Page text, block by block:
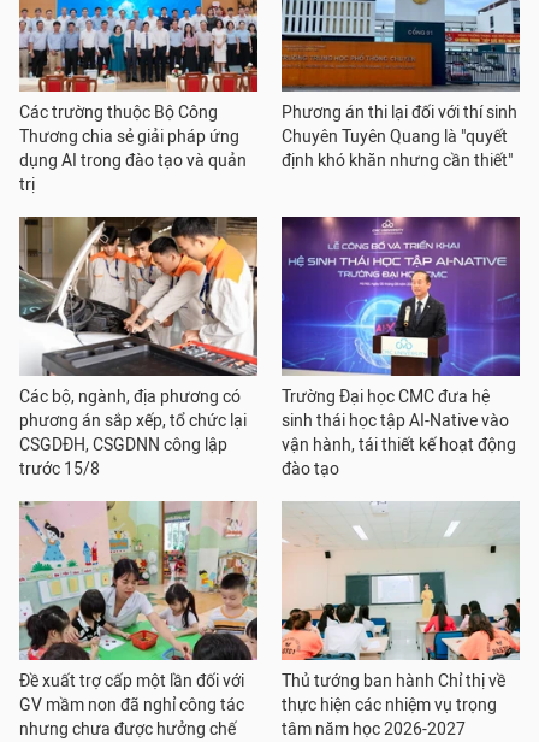
Các trường thuộc Bộ Công
Thương chia sẻ giải pháp ứng
dụng AI trong đào tạo và quản
trị
Phương án thi lại đối với thí sinh
Chuyên Tuyên Quang là "quyết
định khó khăn nhưng cần thiết"
Các bộ, ngành, địa phương có
phương án sắp xếp, tổ chức lại
CSGDĐH, CSGDNN công lập
trước 15/8
Trường Đại học CMC đưa hệ
sinh thái học tập AI-Native vào
vận hành, tái thiết kế hoạt động
đào tạo
Đề xuất trợ cấp một lần đối với
GV mầm non đã nghỉ công tác
nhưng chưa được hưởng chế
Thủ tướng ban hành Chỉ thị về
thực hiện các nhiệm vụ trọng
tâm năm học 2026-2027